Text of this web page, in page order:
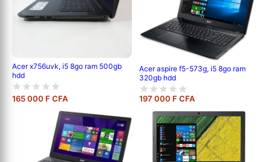
Acer x756uvk, i5 8go ram 500gb
hdd
165 000 F CFA
Acer aspire f5-573g, i5 8go ram
320gb hdd
197 000 F CFA